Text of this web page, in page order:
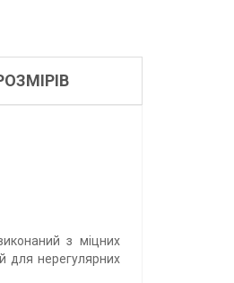
з міцних
для нерегулярних